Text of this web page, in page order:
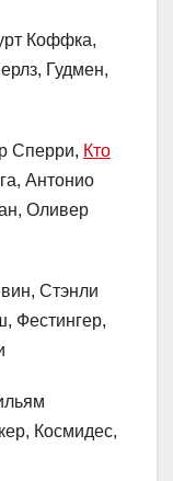
Коффка,
Гудмен,
Сперри, Кто
Антонио
Оливер
Стэнли
Фестингер,
Космидес,